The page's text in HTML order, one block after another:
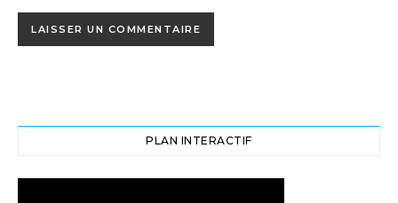
PLAN INTERACTIF